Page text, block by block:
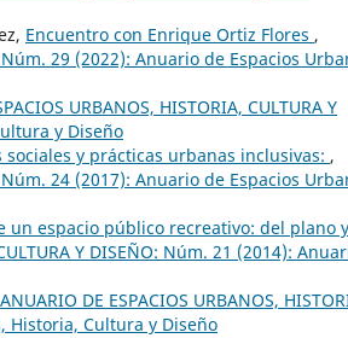
Encuentro con Enrique Ortiz Flores ,
Núm. 29 (2022): Anuario de Espacios
URBANOS, HISTORIA, CULTURA Y
y Diseño
sociales y prácticas urbanas inclusivas: ,
Núm. 24 (2017): Anuario de Espacios
un espacio público recreativo: del plano
Y DISEÑO: Núm. 21 (2014):
ANUARIO DE ESPACIOS URBANOS,
Historia, Cultura y Diseño